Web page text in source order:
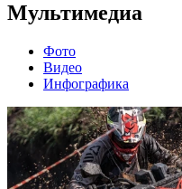
Мультимедиа
Фото
Видео
Инфографика